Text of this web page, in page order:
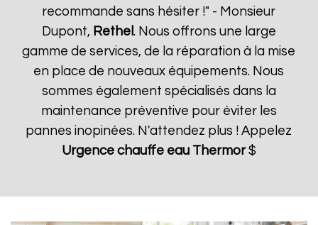
recommande sans hésiter !" - Monsieur
Dupont, Rethel . Nous offrons une large
gamme de services, de la réparation à la mise
en place de nouveaux équipements. Nous
sommes également spécialisés dans la
maintenance préventive pour éviter les
pannes inopinées. N'attendez plus ! Appelez
Urgence chauffe eau Thermor$